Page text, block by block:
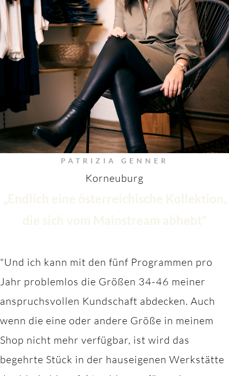
PATRIZIA GENNER
Korneuburg
„Endlich eine österreichische Kollektion,
die sich vom Mainstream abhebt"
"Und ich kann mit den fünf Programmen pro
Jahr problemlos die Größen 34-46 meiner
anspruchsvollen Kundschaft abdecken. Auch
wenn die eine oder andere Größe in meinem
Shop nicht mehr verfügbar, ist wird das
begehrte Stück in der hauseigenen Werkstätte